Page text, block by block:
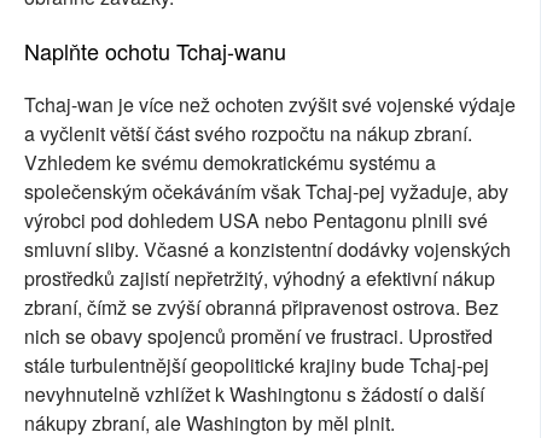
Naplňte ochotu Tchaj-wanu
Tchaj-wan je více než ochoten zvýšit své vojenské výdaje
a vyčlenit větší část svého rozpočtu na nákup zbraní.
Vzhledem ke svému demokratickému systému a
společenským očekáváním však Tchaj-pej vyžaduje, aby
výrobci pod dohledem USA nebo Pentagonu plnili své
smluvní sliby. Včasné a konzistentní dodávky vojenských
prostředků zajistí nepřetržitý, výhodný a efektivní nákup
zbraní, čímž se zvýší obranná připravenost ostrova. Bez
nich se obavy spojenců promění ve frustraci. Uprostřed
stále turbulentnější geopolitické krajiny bude Tchaj-pej
nevyhnutelně vzhlížet k Washingtonu s žádostí o další
nákupy zbraní, ale Washington by měl plnit.